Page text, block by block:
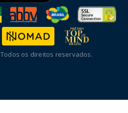
Todos os direitos reservados.